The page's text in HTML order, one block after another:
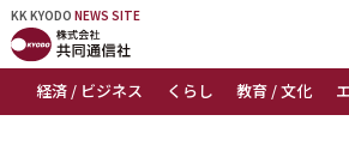
KK KYODO NEWS SITE
経済 / ビジネス くらし 教育 / 文化
KK KYODONEWS SITE
トップページ